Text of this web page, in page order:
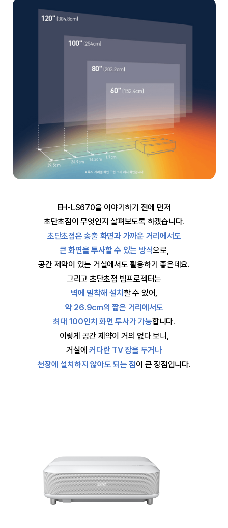
EH-LS670을 이야기하기 전에 먼저
초단초점이 무엇인지 살펴보도록 하겠습니다.
초단초점은 송출 화면과 가까운 거리에서도
큰 화면을 투사할 수 있는 방식으로,
공간 제약이 있는 거실에서도 활용하기 좋은데요.
그리고 초단초점 빔프로젝터는
벽에 밀착해 설치 할 수 있어,
약 26.9cm의 짧은 거리에서도
최대 100인치 화면 투사가 가능합니다.
이렇게 공간 제약이 거의 없다 보니,
거실에커다란 TV 장을 두거나
천장에 설치하지 않아도 되는 점이 큰 장점입니다.